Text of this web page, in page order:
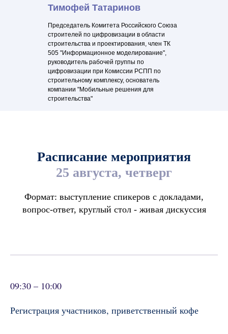
Тимофей Татаринов
Председатель Комитета Российского Союза
строителей по цифровизации в области
строительства и проектирования, член ТК
505 "Информационное моделирование",
руководитель рабочей группы по
цифровизации при Комиссии РСПП по
строительному комплексу, основатель
компании "Мобильные решения для
строительства"
Расписание мероприятия
25 августа, четверг
Формат: выступление спикеров с докладами,
вопрос-ответ, круглый стол - живая дискуссия
09:30 – 10:00
Регистрация участников, приветственный кофе